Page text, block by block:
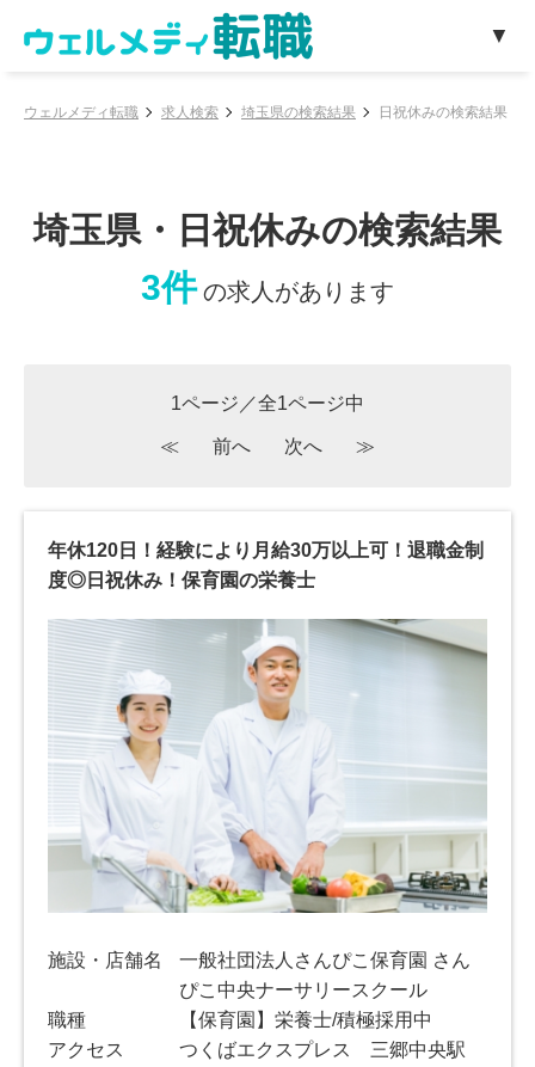
ウェルメディ転職 求人検索 埼玉県の検索結果 日祝休みの検索結果
埼玉県・日祝休みの検索結果
3件 の求人があります
1ページ／全1ページ中
≪ 前へ 次へ ≫
年休120日！経験により月給30万以上可！退職金制
度◎日祝休み！保育園の栄養士
施設・店舗名
一般社団法人さんぴこ保育園 さん
ぴこ中央ナーサリースクール
職種
【保育園】栄養士/積極採用中
アクセス
つくばエクスプレス 三郷中央駅